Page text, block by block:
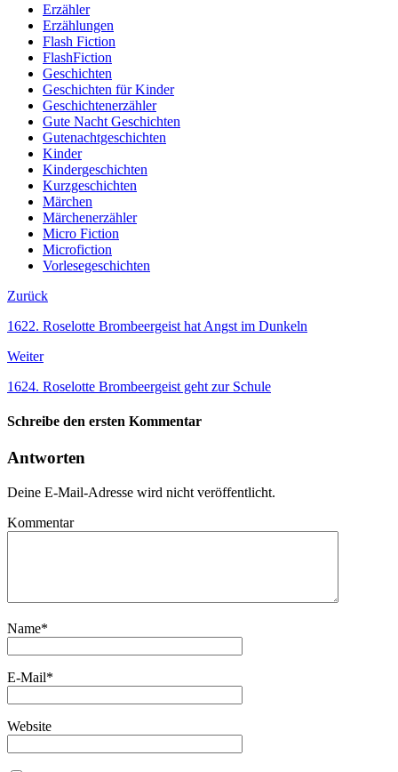
Erzähler
Erzählungen
Flash Fiction
FlashFiction
Geschichten
Geschichten für Kinder
Geschichtenerzähler
Gute Nacht Geschichten
Gutenachtgeschichten
Kinder
Kindergeschichten
Kurzgeschichten
Märchen
Märchenerzähler
Micro Fiction
Microfiction
Vorlesegeschichten
Zurück
1622. Roselotte Brombeergeist hat Angst im Dunkeln
Weiter
1624. Roselotte Brombeergeist geht zur Schule
Schreibe den ersten Kommentar
Antworten
Deine E-Mail-Adresse wird nicht veröffentlicht.
Kommentar
Name*
E-Mail*
Website